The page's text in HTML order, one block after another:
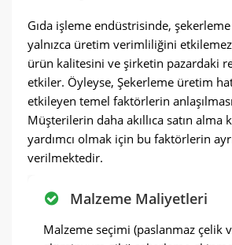
Gıda işleme endüstrisinde,
yalnızca üretim verimliliğini
ürün kalitesini ve şirketin pazardaki
etkiler. Öyleyse, Şekerleme üretim
etkileyen temel faktörlerin
Müşterilerin daha akıllıca satın alma
yardımcı olmak için bu faktörlerin
verilmektedir.
Malzeme Maliyetleri
Malzeme seçimi (paslanmaz çelik